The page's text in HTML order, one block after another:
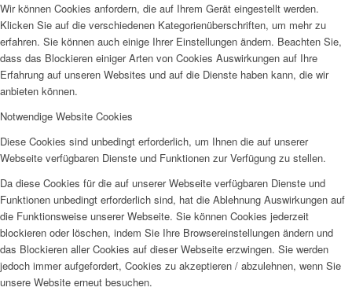
Wir können Cookies anfordern, die auf Ihrem Gerät eingestellt werden.
Klicken Sie auf die verschiedenen Kategorienüberschriften, um mehr zu
erfahren. Sie können auch einige Ihrer Einstellungen ändern. Beachten Sie,
dass das Blockieren einiger Arten von Cookies Auswirkungen auf Ihre
Erfahrung auf unseren Websites und auf die Dienste haben kann, die wir
anbieten können.
Notwendige Website Cookies
Diese Cookies sind unbedingt erforderlich, um Ihnen die auf unserer
Webseite verfügbaren Dienste und Funktionen zur Verfügung zu stellen.
Da diese Cookies für die auf unserer Webseite verfügbaren Dienste und
Funktionen unbedingt erforderlich sind, hat die Ablehnung Auswirkungen auf
die Funktionsweise unserer Webseite. Sie können Cookies jederzeit
blockieren oder löschen, indem Sie Ihre Browsereinstellungen ändern und
das Blockieren aller Cookies auf dieser Webseite erzwingen. Sie werden
jedoch immer aufgefordert, Cookies zu akzeptieren / abzulehnen, wenn Sie
unsere Website erneut besuchen.